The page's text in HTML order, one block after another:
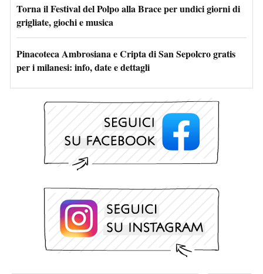
Torna il Festival del Polpo alla Brace per undici giorni di
grigliate, giochi e musica
Pinacoteca Ambrosiana e Cripta di San Sepolcro gratis
per i milanesi: info, date e dettagli